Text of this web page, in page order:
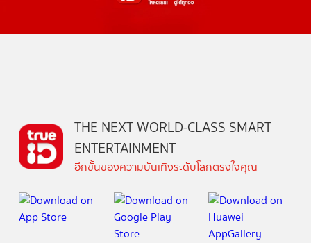
THE NEXT WORLD-CLASS SMART
ENTERTAINMENT
อีกขั้นของความบันเทิงระดับโลกตรงใจคุณ